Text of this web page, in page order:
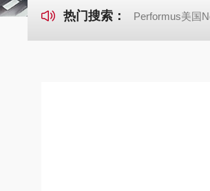
热门搜索： Performus美国